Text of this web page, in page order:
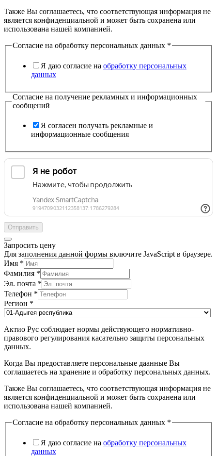
Также Вы соглашаетесь, что соответствующая информация не
является конфиденциальной и может быть сохранена или
использована нашей компанией.
Согласие на обработку персональных данных *
Я даю согласие на обработку персональных
данных
Согласие на получение рекламных и информационных
сообщений
Я согласен получать рекламные и
информационные сообщения
Отправить
Запросить цену
Для заполнения данной формы включите JavaScript в браузере.
Имя *
Фамилия *
Эл. почта *
Телефон *
Регион *
Актио Рус соблюдает нормы действующего нормативно-
правового регулирования касательно защиты персональных
данных.
Когда Вы предоставляете персональные даанные Вы
соглашаетесь на хранение и обработку персональных данных.
Также Вы соглашаетесь, что соответствующая информация не
является конфиденциальной и может быть сохранена или
использована нашей компанией.
Согласие на обработку персональных данных *
Я даю согласие на обработку персональных
данных